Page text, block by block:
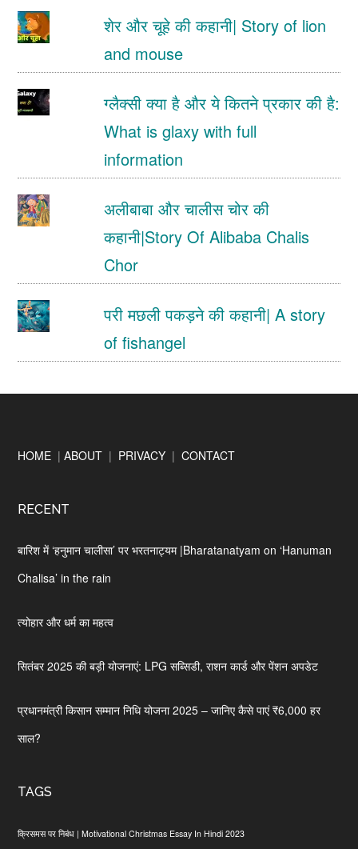
शेर और चूहे की कहानी| Story of lion
and mouse
ग्लैक्सी क्या है और ये कितने प्रकार की है:
What is glaxy with full
information
अलीबाबा और चालीस चोर की
कहानी|Story Of Alibaba Chalis
Chor
परी मछली पकड़ने की कहानी| A story
of fishangel
Footer
HOME |ABOUT | PRIVACY |CONTACT
RECENT
बारिश में ‘हनुमान चालीसा’ पर भरतनाट्यम |Bharatanatyam on ‘Hanuman
Chalisa’ in the rain
त्योहार और धर्म का महत्व
सितंबर 2025 की बड़ी योजनाएं: LPG सब्सिडी, राशन कार्ड और पेंशन अपडेट
प्रधानमंत्री किसान सम्मान निधि योजना 2025 – जानिए कैसे पाएं ₹6,000 हर
साल?
TAGS
क्रिसमस पर निबंध | Motivational Christmas Essay In Hindi 2023